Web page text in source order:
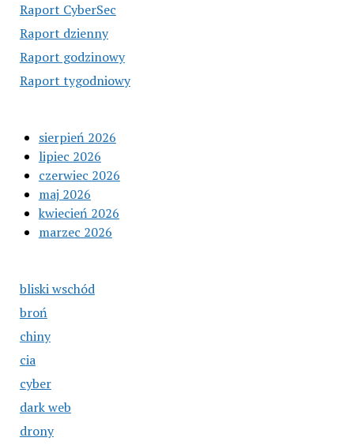
Raport CyberSec
Raport dzienny
Raport godzinowy
Raport tygodniowy
sierpień 2026
lipiec 2026
czerwiec 2026
maj 2026
kwiecień 2026
marzec 2026
bliski wschód
broń
chiny
cia
cyber
dark web
drony